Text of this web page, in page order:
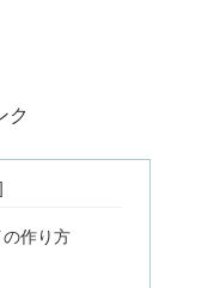
ク
作り方